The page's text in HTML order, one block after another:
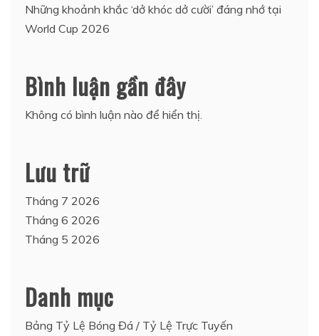
Những khoảnh khắc ‘dở khóc dở cười’ đáng nhớ tại
World Cup 2026
Bình luận gần đây
Không có bình luận nào để hiển thị.
Lưu trữ
Tháng 7 2026
Tháng 6 2026
Tháng 5 2026
Danh mục
Bảng Tỷ Lệ Bóng Đá / Tỷ Lệ Trực Tuyến